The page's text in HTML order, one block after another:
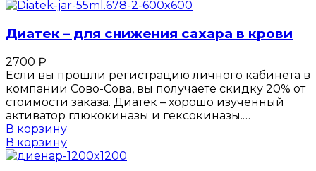
Диатек – для снижения сахара в крови
2700 ₽
Если вы прошли регистрацию личного кабинета в
компании Сово-Сова, вы получаете скидку 20% от
стоимости заказа. Диатек – хорошо изученный
активатор глюкокиназы и гексокиназы.…
В корзину
В корзину